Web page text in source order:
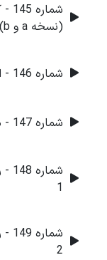
(نسخه a و b)
شماره 146 - استیناتو
شماره 147 - مارش
1
2